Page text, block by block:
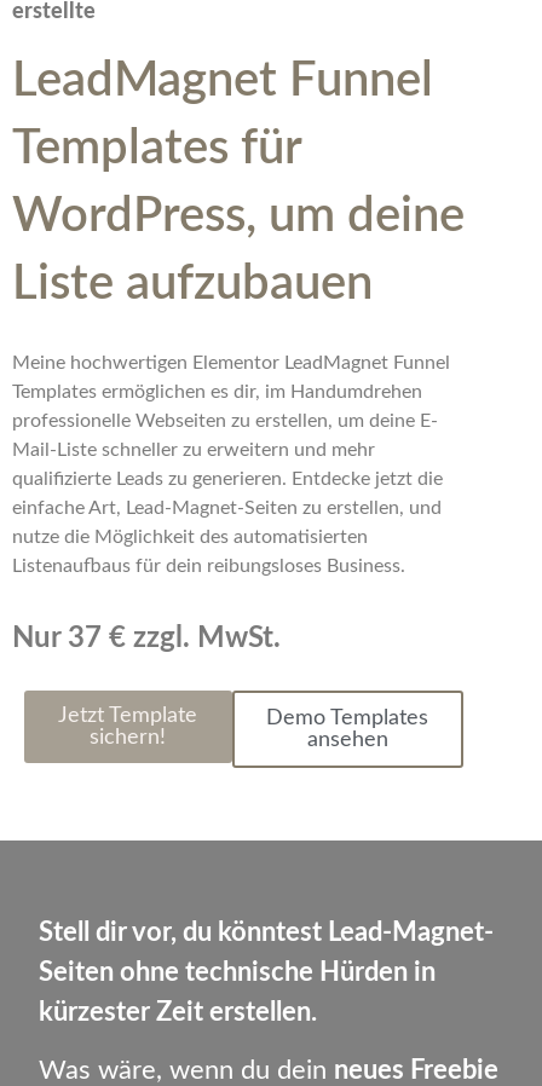
erstellte
LeadMagnet Funnel
Templates für
WordPress, um deine
Liste aufzubauen
Meine hochwertigen Elementor LeadMagnet Funnel
Templates ermöglichen es dir, im Handumdrehen
professionelle Webseiten zu erstellen, um deine E-
Mail-Liste schneller zu erweitern und mehr
qualifizierte Leads zu generieren. Entdecke jetzt die
einfache Art, Lead-Magnet-Seiten zu erstellen, und
nutze die Möglichkeit des automatisierten
Listenaufbaus für dein reibungsloses Business.
Nur 37 € zzgl. MwSt.
Jetzt Template
sichern!
Demo Templates
ansehen
Stell dir vor, du könntest Lead-Magnet-
Seiten ohne technische Hürden in
kürzester Zeit erstellen.
Was wäre, wenn du dein neues Freebie